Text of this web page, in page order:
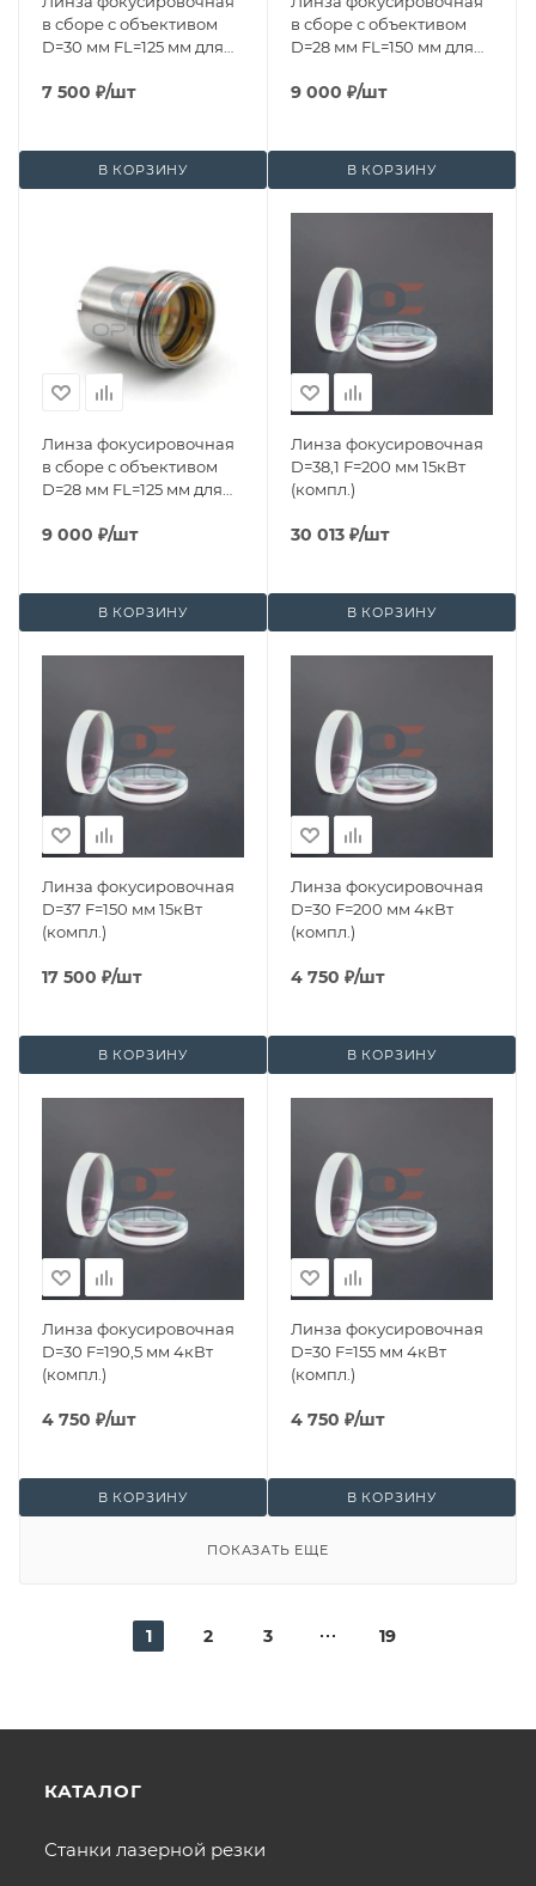
в сборе с объективом
D=30 мм FL=125 мм для
7 500 ₽/шт
В КОРЗИНУ
в сборе с объективом
D=28 мм FL=150 мм для
9 000 ₽/шт
В КОРЗИНУ
Линза фокусировочная
в сборе с объективом
D=28 мм FL=125 мм для
9 000 ₽/шт
В КОРЗИНУ
Линза фокусировочная
D=38,1 F=200 мм 15кВт
(компл.)
30 013 ₽/шт
В КОРЗИНУ
Линза фокусировочная
D=37 F=150 мм 15кВт
(компл.)
17 500 ₽/шт
В КОРЗИНУ
Линза фокусировочная
D=30 F=200 мм 4кВт
(компл.)
4 750 ₽/шт
В КОРЗИНУ
Линза фокусировочная
D=30 F=190,5 мм 4кВт
(компл.)
4 750 ₽/шт
В КОРЗИНУ
Линза фокусировочная
D=30 F=155 мм 4кВт
(компл.)
4 750 ₽/шт
В КОРЗИНУ
ПОКАЗАТЬ ЕЩЕ
1 2 3 19
КАТАЛОГ
Станки лазерной резки